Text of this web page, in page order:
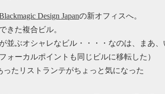
Design Japanの新オフィスへ。
きた複合ビル。
並ぶオシャレなビル・・・・なのは、まあ
ォーカルポイントも同じビルに移転した）
ったリストランテがちょっと気になった